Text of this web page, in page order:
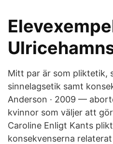
Mitt par är som pliktetik,
sinnelagsetik samt
Anderson · 2009 —
kvinnor som väljer att
Caroline Enligt Kants
konsekvenserna